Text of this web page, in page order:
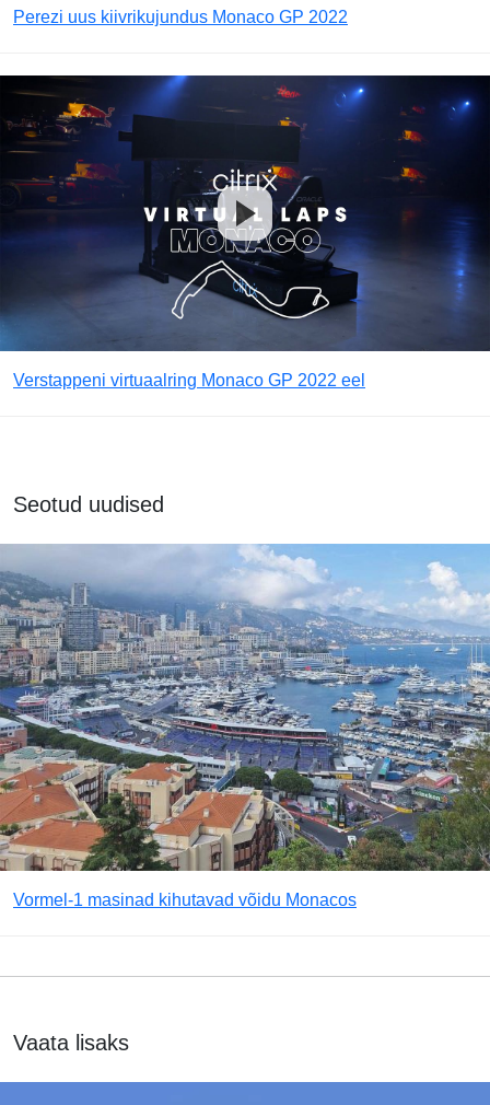
Perezi uus kiivrikujundus Monaco GP 2022
Verstappeni virtuaalring Monaco GP 2022 eel
Seotud uudised
Vormel-1 masinad kihutavad võidu Monacos
Vaata lisaks